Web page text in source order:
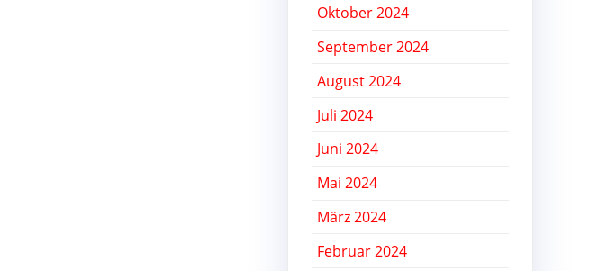
Oktober 2024
September 2024
August 2024
Juli 2024
Juni 2024
Mai 2024
März 2024
Februar 2024